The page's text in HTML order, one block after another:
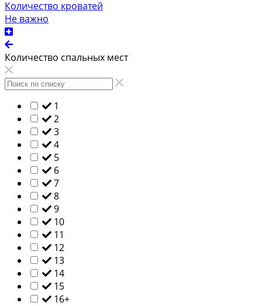
Количество кроватей
Не важно
Количество спальных мест
1
2
3
4
5
6
7
8
9
10
11
12
13
14
15
16+